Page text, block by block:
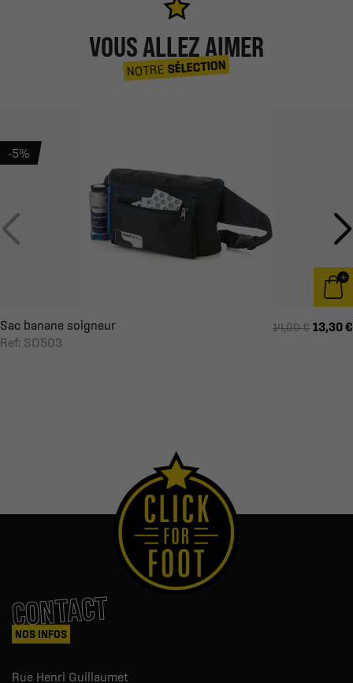
VOUS ALLEZ AIMER
NOTRESÉLECTION
Sac banane soigneur
Ref: SO503
14,00 € 13,30 €
-5%
CONTACT
NOS INFOS
Rue Henri Guillaumet